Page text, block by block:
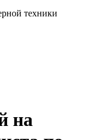
техники
на